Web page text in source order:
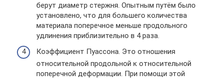
берут диаметр стержня. Опытным путём было
установлено, что для большего количества
материала поперечное меньше продольного
удлинения приблизительно в 4 раза.
Коэффициент Пуассона. Это отношения
относительной продольной к относительной
поперечной деформации. При помощи этой